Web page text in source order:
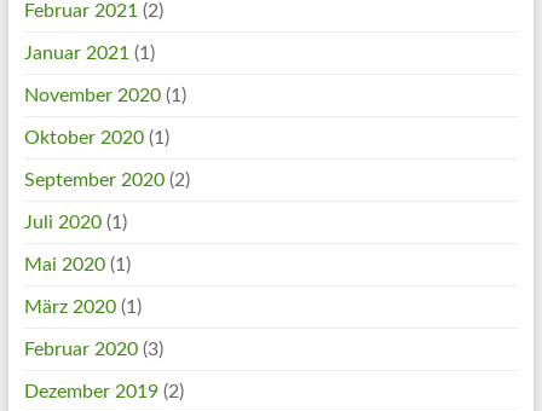
Februar 2021 (2)
Januar 2021 (1)
November 2020(1)
Oktober 2020(1)
September 2020(2)
Juli 2020(1)
Mai 2020(1)
März 2020(1)
Februar 2020(3)
Dezember 2019(2)